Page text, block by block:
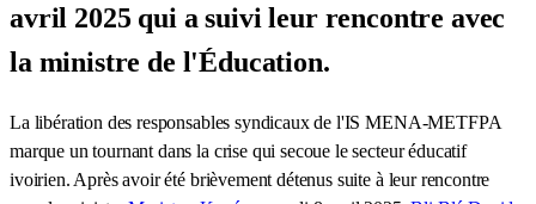
avril 2025 qui a suivi leur rencontre avec
la ministre de l'Éducation.
La libération des responsables syndicaux de l'IS MENA-METFPA
marque un tournant dans la crise qui secoue le secteur éducatif
ivoirien. Après avoir été brièvement détenus suite à leur rencontre